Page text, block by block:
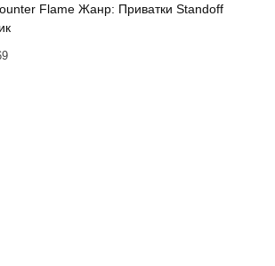
Flame Жанр: Приватки Standoff